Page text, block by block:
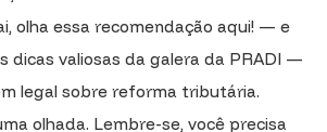
olha essa recomendação aqui! — e
dicas valiosas da galera da PRADI —
legal sobre reforma tributária.
olhada. Lembre-se, você precisa